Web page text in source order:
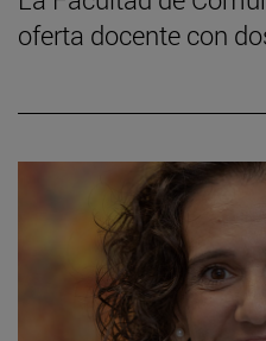
oferta docente con